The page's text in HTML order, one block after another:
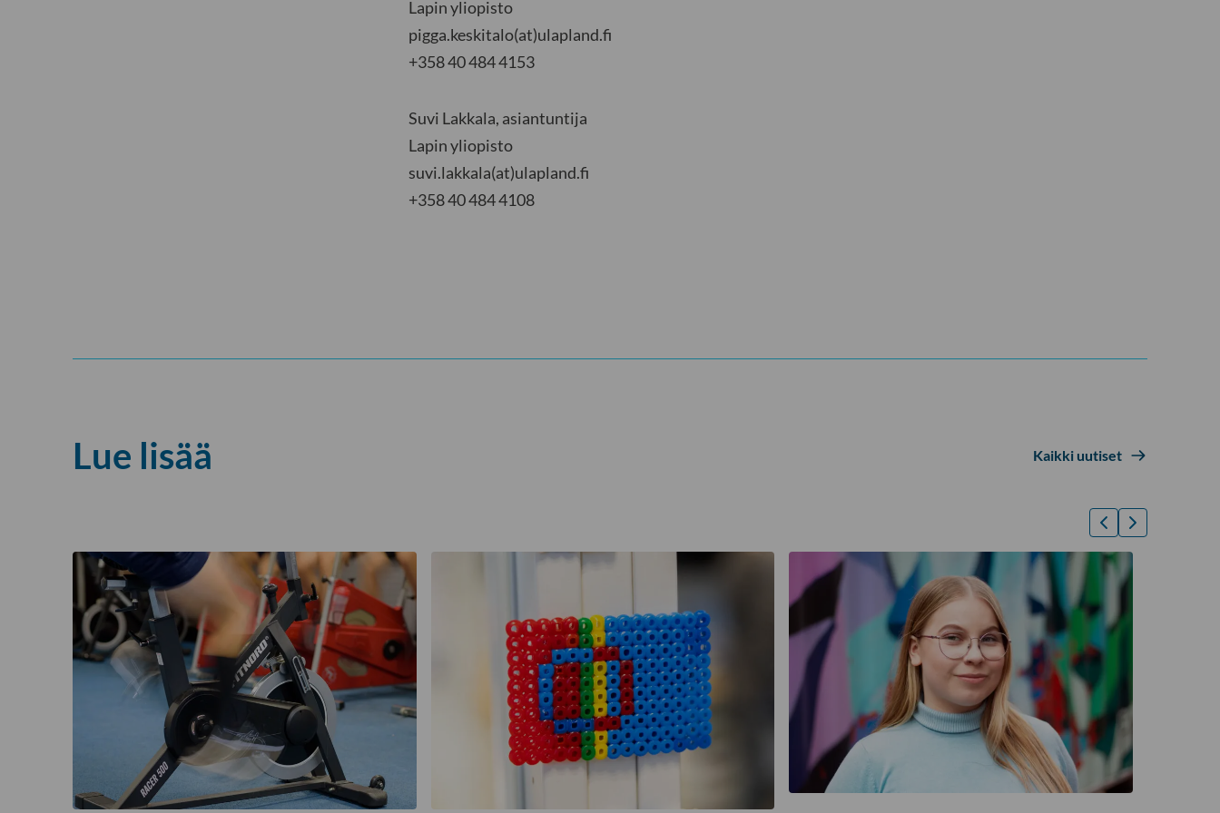
Lapin yliopisto
pigga.keskitalo(at)ulapland.fi
+358 40 484 4153
Suvi Lakkala, asiantuntija
Lapin yliopisto
suvi.lakkala(at)ulapland.fi
+358 40 484 4108
Lue lisää Kaikki uutiset